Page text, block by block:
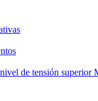
de tensión superior